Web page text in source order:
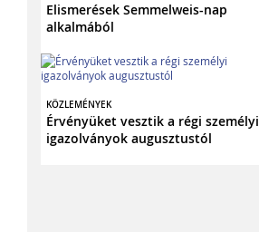
Elismerések Semmelweis-nap
alkalmából
KÖZLEMÉNYEK
Érvényüket vesztik a régi személyi
igazolványok augusztustól